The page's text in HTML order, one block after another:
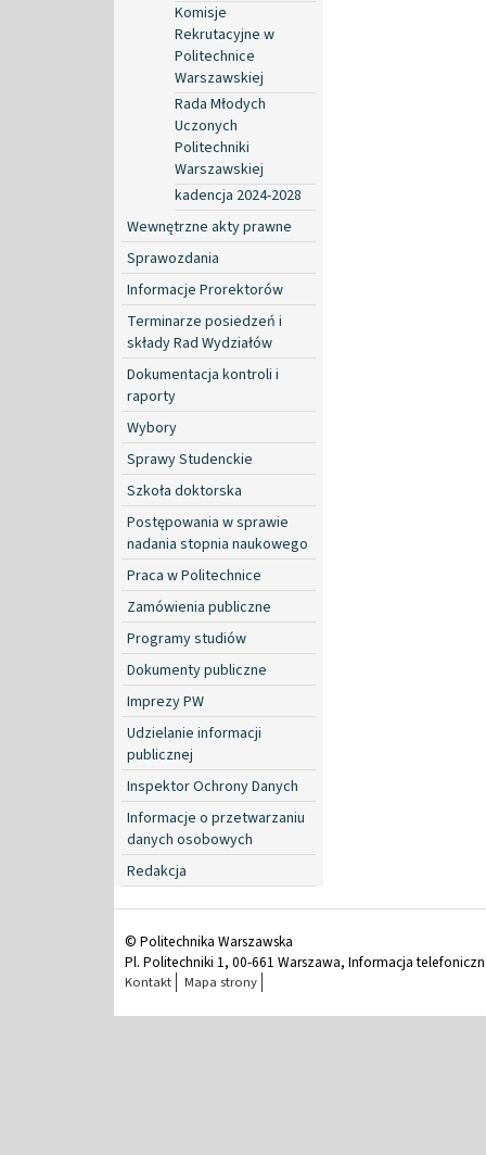
Komisje
Rekrutacyjne w
Politechnice
Warszawskiej
Rada Młodych
Uczonych
Politechniki
Warszawskiej
kadencja 2024-2028
Wewnętrzne akty prawne
Sprawozdania
Informacje Prorektorów
Terminarze posiedzeń i
składy Rad Wydziałów
Dokumentacja kontroli i
raporty
Wybory
Sprawy Studenckie
Szkoła doktorska
Postępowania w sprawie
nadania stopnia naukowego
Praca w Politechnice
Zamówienia publiczne
Programy studiów
Dokumenty publiczne
Imprezy PW
Udzielanie informacji
publicznej
Inspektor Ochrony Danych
Informacje o przetwarzaniu
danych osobowych
Redakcja
© Politechnika Warszawska
Pl. Politechniki 1, 00-661 Warszawa, Informacja
Kontakt Mapa strony